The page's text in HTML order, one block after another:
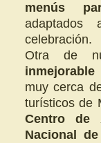
menús
celebración.
Otra de
muy cerca
turísticos de
Centro de
Nacional